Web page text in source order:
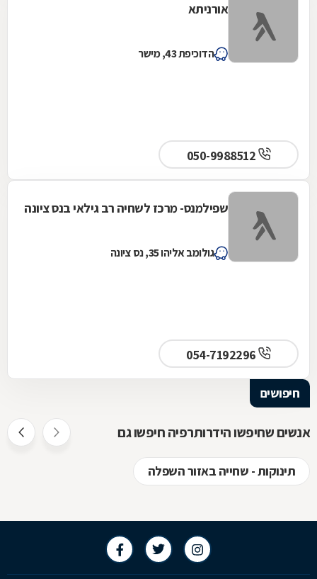
אורניתא
הדוכיפת 43, מישר
שפילמנס- מרכז לשחיה רב גילאי בנס ציונה
גולומב אליהו 35, נס ציונה
חיפושים
אנשים שחיפשו הידרותרפיה חיפשו גם
תינוקות - שחייה באזור השפלה